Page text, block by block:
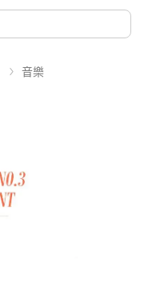
音樂